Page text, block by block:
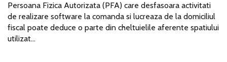
Persoana Fizica Autorizata (PFA) care desfasoara activitati
de realizare software la comanda si lucreaza de la domiciliul
fiscal poate deduce o parte din cheltuielile aferente spatiului
utilizat...